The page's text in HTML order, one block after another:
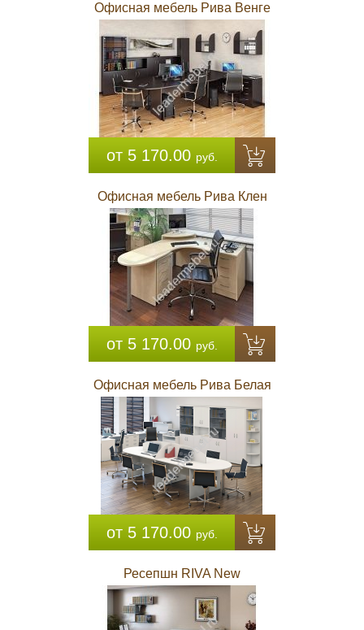
Офисная мебель Рива Венге
от 5 170.00 руб.
Офисная мебель Рива Клен
от 5 170.00 руб.
Офисная мебель Рива Белая
от 5 170.00 руб.
Ресепшн RIVA New